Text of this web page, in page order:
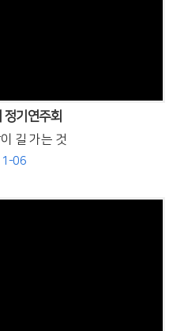
기연주회
길 가는 것
06